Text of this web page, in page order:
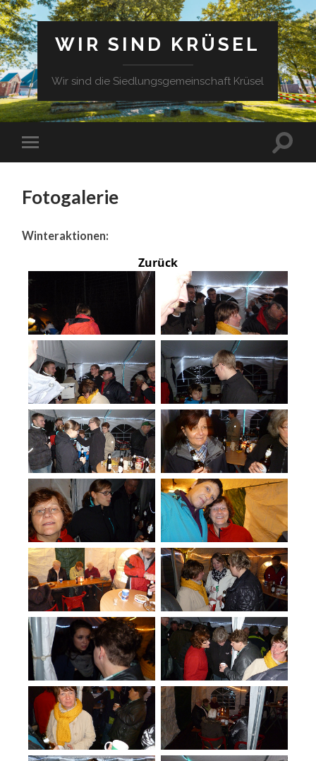
WIR SIND KRÜSEL
Wir sind die Siedlungsgemeinschaft Krüsel
Fotogalerie
Winteraktionen:
Zurück